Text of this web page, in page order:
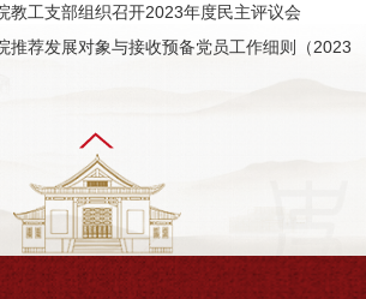
教工支部组织召开2023年度民主评议会
推荐发展对象与接收预备党员工作细则（2023